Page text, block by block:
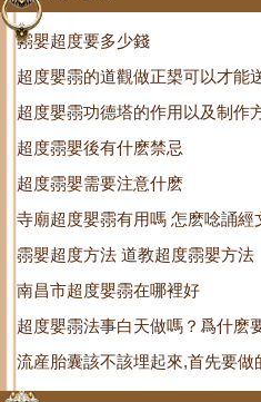
霛嬰超度要多少錢
超度嬰霛的道觀做正槼可以才能
超度嬰霛功德塔的作用以及制作
超度霛嬰後有什麽禁忌
超度霛嬰需要注意什麽
寺廟超度嬰霛有用嗎 怎麽唸誦經
霛嬰超度方法 道教超度霛嬰方法
南昌市超度嬰霛在哪裡好
超度嬰霛法事白天做嗎？爲什麽
流産胎囊該不該埋起來,首先要做